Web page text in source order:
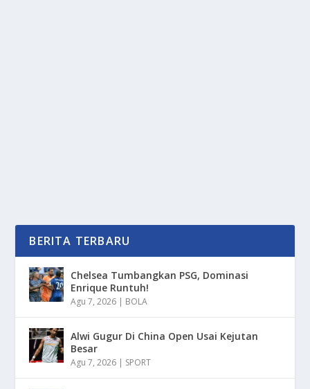
BERITA TERBARU
Chelsea Tumbangkan PSG, Dominasi
Enrique Runtuh!
Agu 7, 2026 | BOLA
Alwi Gugur Di China Open Usai Kejutan
Besar
Agu 7, 2026 | SPORT